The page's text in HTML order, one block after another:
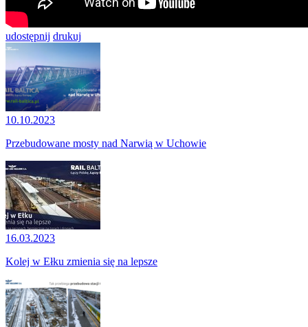
udostępnij drukuj
10.10.2023
Przebudowane mosty nad Narwią w Uchowie
16.03.2023
Kolej w Ełku zmienia się na lepsze